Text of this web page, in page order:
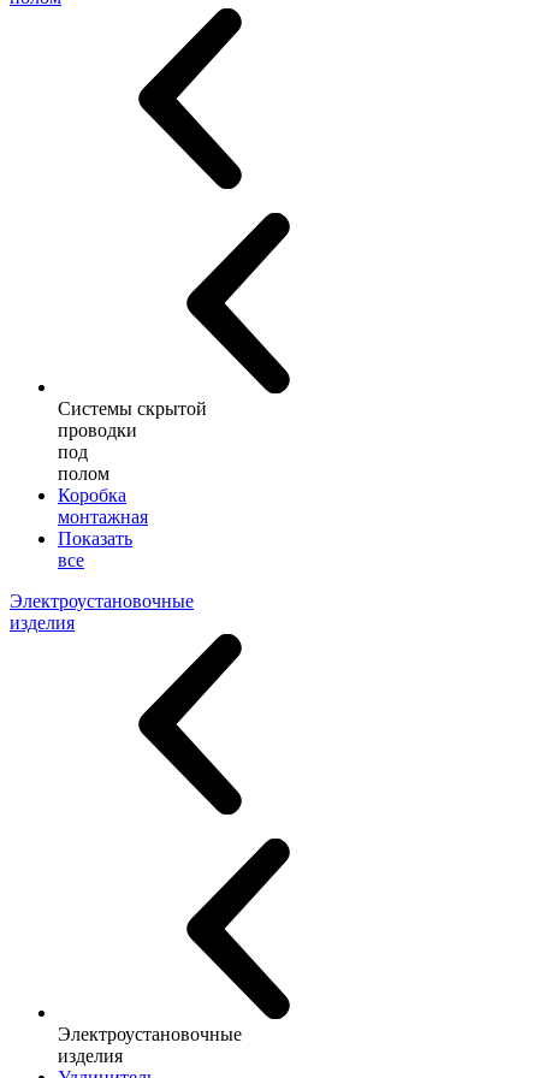
Системы скрытой
проводки
под
полом
Коробка
монтажная
Показать
все
Электроустановочные
изделия
Электроустановочные
изделия